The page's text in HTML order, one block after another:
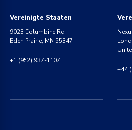
Vereinigte Staaten
9023 Columbine Rd
Eden Prairie, MN 55347
+1 (952) 937-1107
+44